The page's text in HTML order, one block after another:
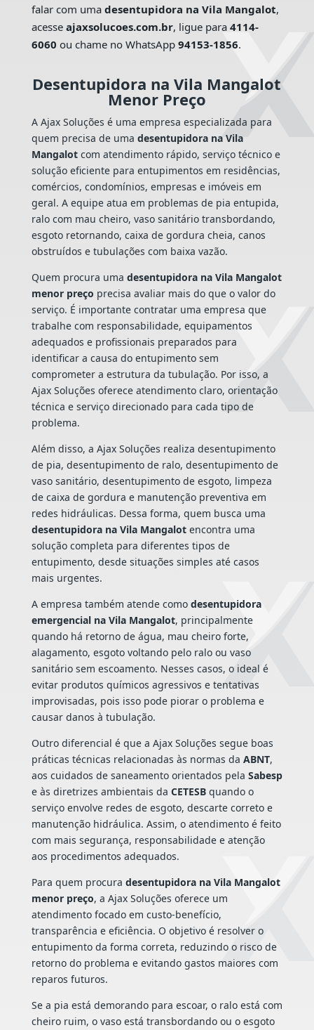
falar com uma desentupidora na Vila Mangalot,
acesse ajaxsolucoes.com.br, ligue para 4114-
6060 ou chame no WhatsApp 94153-1856.
Desentupidora na Vila Mangalot
Menor Preço
A Ajax Soluções é uma empresa especializada para
quem precisa de uma desentupidora na Vila
Mangalotcom atendimento rápido, serviço técnico e
solução eficiente para entupimentos em residências,
comércios, condomínios, empresas e imóveis em
geral. A equipe atua em problemas de pia entupida,
ralo com mau cheiro, vaso sanitário transbordando,
esgoto retornando, caixa de gordura cheia, canos
obstruídos e tubulações com baixa vazão.
Quem procura uma desentupidora na Vila Mangalot
menor preço precisa avaliar mais do que o valor do
serviço. É importante contratar uma empresa que
trabalhe com responsabilidade, equipamentos
adequados e profissionais preparados para
identificar a causa do entupimento sem
comprometer a estrutura da tubulação. Por isso, a
Ajax Soluções oferece atendimento claro, orientação
técnica e serviço direcionado para cada tipo de
problema.
Além disso, a Ajax Soluções realiza desentupimento
de pia, desentupimento de ralo, desentupimento de
vaso sanitário, desentupimento de esgoto, limpeza
de caixa de gordura e manutenção preventiva em
redes hidráulicas. Dessa forma, quem busca uma
desentupidora na Vila Mangalotencontra uma
solução completa para diferentes tipos de
entupimento, desde situações simples até casos
mais urgentes.
A empresa também atende como desentupidora
emergencial na Vila Mangalot, principalmente
quando há retorno de água, mau cheiro forte,
alagamento, esgoto voltando pelo ralo ou vaso
sanitário sem escoamento. Nesses casos, o ideal é
evitar produtos químicos agressivos e tentativas
improvisadas, pois isso pode piorar o problema e
causar danos à tubulação.
Outro diferencial é que a Ajax Soluções segue boas
práticas técnicas relacionadas às normas da ABNT,
aos cuidados de saneamento orientados pela Sabesp
e às diretrizes ambientais da CETESBquando o
serviço envolve redes de esgoto, descarte correto e
manutenção hidráulica. Assim, o atendimento é feito
com mais segurança, responsabilidade e atenção
aos procedimentos adequados.
Para quem procura desentupidora na Vila Mangalot
menor preço, a Ajax Soluções oferece um
atendimento focado em custo-benefício,
transparência e eficiência. O objetivo é resolver o
entupimento da forma correta, reduzindo o risco de
retorno do problema e evitando gastos maiores com
reparos futuros.
Se a pia está demorando para escoar, o ralo está com
cheiro ruim, o vaso está transbordando ou o esgoto